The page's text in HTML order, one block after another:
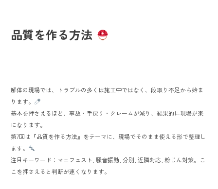
品質を作る方法
解体の現場では、トラブルの多くは施工中ではなく、段取り不足から始ま
ります。
基本を押さえるほど、事故・手戻り・クレームが減り、結果的に現場が楽
になります。
第7回は『品質を作る方法』をテーマに、現場でそのまま使える形で整理し
ます。
注目キーワード：マニフェスト, 騒音振動, 分別, 近隣対応, 粉じん対策。こ
こを押さえると判断が速くなります。